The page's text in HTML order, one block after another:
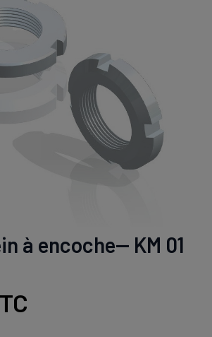
à encoche-- KM 01